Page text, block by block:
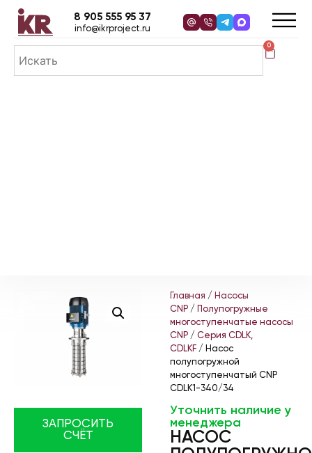
0
8 905 555 95 37
info@ikrproject.ru
ЗАПРОСИТЬ
СЧЁТ
Главная / Насосы
CNP / Полупогружные
многоступенчатые насосы
CNP / Серия CDLK,
CDLKF / Насос
полупогружной
многоступенчатый CNP
CDLK1-340/34
Уточнить наличие у
менеджера
НАСОС